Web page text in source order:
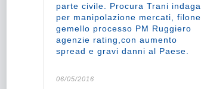
parte civile. Procura Trani indaga
per manipolazione mercati, filone
gemello processo PM Ruggiero
agenzie rating,con aumento
spread e gravi danni al Paese.
06/05/2016